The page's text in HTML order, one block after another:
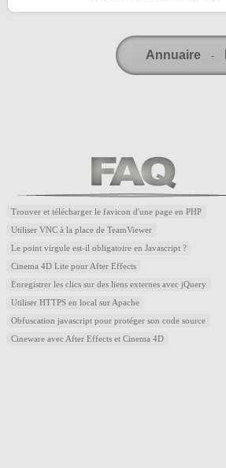
Annuaire -
Trouver et télécharger le favicon d'une page en PHP
Utiliser VNC à la place de TeamViewer
Le point virgule est-il obligatoire en Javascript ?
Cinema 4D Lite pour After Effects
Enregistrer les clics sur des liens externes avec jQuery
Utiliser HTTPS en local sur Apache
Obfuscation javascript pour protéger son code source
Cineware avec After Effects et Cinema 4D